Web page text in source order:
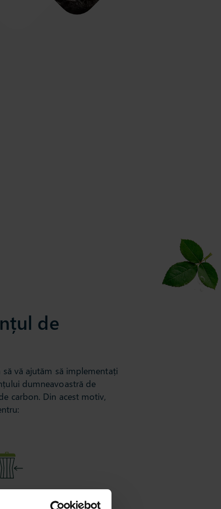
de
vă ajutăm să implementați
dumneavoastră de
carbon. Din acest motiv,
risipei